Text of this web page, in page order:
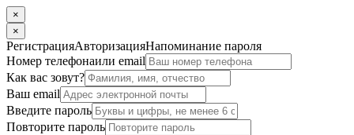
×
×
РегистрацияАвторизацияНапоминание пароля
Номер телефонаили email
Как вас зовут?
Ваш email
Введите пароль
Повторите пароль